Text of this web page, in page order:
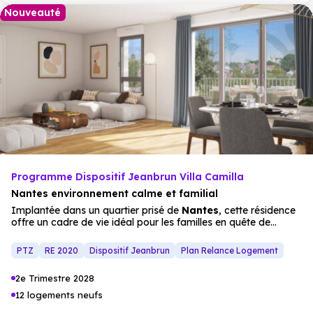
Nouveauté
Programme Dispositif Jeanbrun Villa Camilla
Nantes environnement calme et familial
Implantée dans un quartier prisé de Nantes, cette résidence
offre un cadre de vie idéal pour les familles en quête de
centre-ville, elle permet de profiter des promenades le long
des quais de la Loire et desespaces vertsenvironnants,
présence de nombreux
pied, répondant aux besoins essentiels sans contrainte de
PTZ RE 2020 Dispositif Jeanbrun Plan Relance Logement
2e Trimestre 2028
12 logements neufs